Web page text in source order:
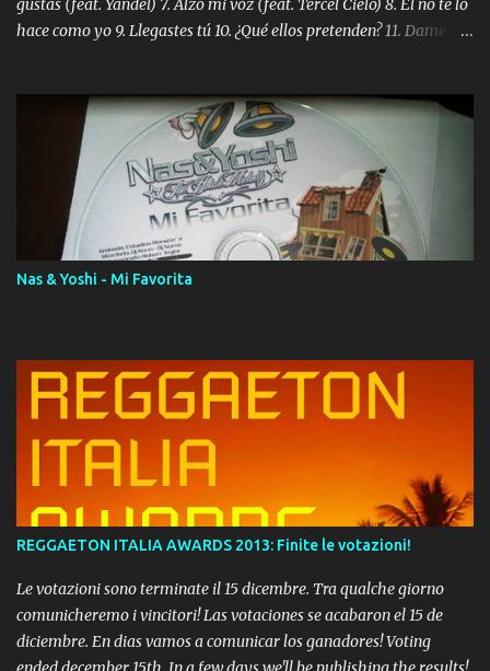
gustas (feat. Yandel) 7. Alzo mi voz (feat. Tercel Cielo) 8. El no te lo
hace como yo 9. Llegastes tú 10. ¿Qué ellos pretenden? 11. Dame la
Digital Booklet – Invicto ----------------------------- Nota:
Album proposto al massimo della qualità in formato iTunes Plus
AAC M4A; comprato su iTunes e a disposizione vostra per il
download. REGGAETON ITALIA Nosotros Somos Los Del
Momento!
Nas & Yoshi - Mi Favorita
REGGAETON ITALIA AWARDS 2013: Finite le votazioni!
Le votazioni sono terminate il 15 dicembre. Tra qualche giorno
comunicheremo i vincitori! Las votaciones se acabaron el 15 de
diciembre. En dias vamos a comunicar los ganadores! Voting